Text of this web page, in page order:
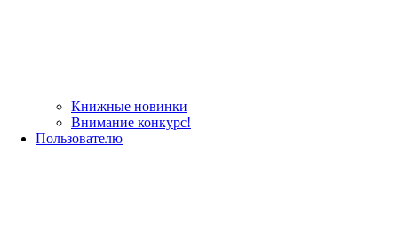
Книжные новинки
Внимание конкурс!
Пользователю